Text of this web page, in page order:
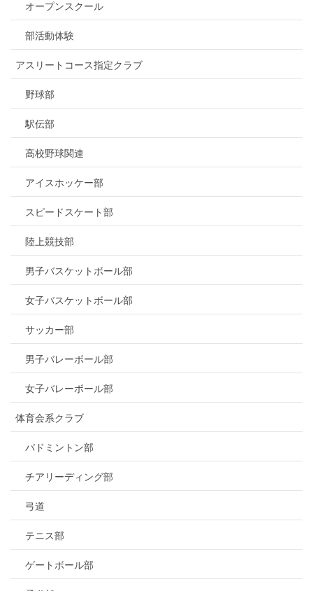
オープンスクール
部活動体験
アスリートコース指定クラブ
野球部
駅伝部
高校野球関連
アイスホッケー部
スピードスケート部
陸上競技部
男子バスケットボール部
女子バスケットボール部
サッカー部
男子バレーボール部
女子バレーボール部
体育会系クラブ
バドミントン部
チアリーディング部
弓道
テニス部
ゲートボール部